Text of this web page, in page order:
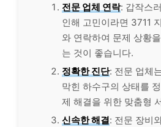
전문 업체 연락: 갑작스
인해 고민이라면 3711
와 연락하여 문제 상황
는 것이 좋습니다.
정확한 진단: 전문 업체
막힌 하수구의 상태를
제 해결을 위한 맞춤형
신속한 해결: 전문 장비